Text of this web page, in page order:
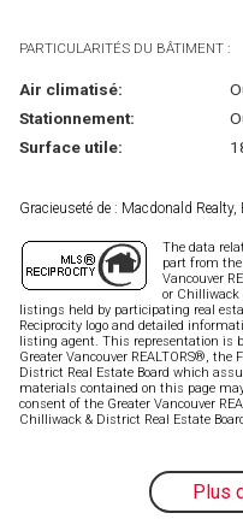
PARTICULARITÉS DU BÂTIMENT :
Air climatisé:
Stationnement:
Surface utile:
Gracieuseté de : Macdonald
The data
part from
Vancouver
or Chilliwack
listings held by participating real
Reciprocity logo and detailed
listing agent. This representation is
Greater Vancouver REALTORS®, the
District Real Estate Board which
materials contained on this page
consent of the Greater Vancouver
Chilliwack & District Real Estate
Plus